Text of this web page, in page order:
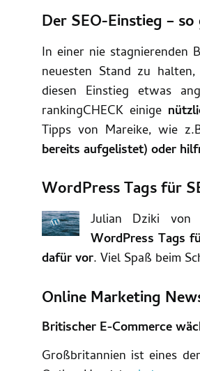
Der SEO-Einstieg – so
In einer nie stagnierenden
neuesten Stand zu
diesen Einstieg etwas
rankingCHECK einige
Tipps von Mareike, wie
bereits aufgelistet) oder
WordPress Tags für
Julian Dziki von
WordPress Tags
dafür vor. Viel Spaß beim
Online Marketing
Britischer E-Commerce
Großbritannien ist eines der